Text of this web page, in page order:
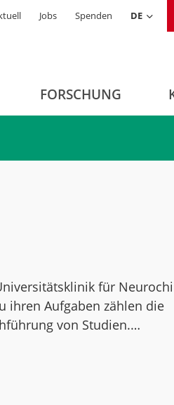
Jobs Spenden DE
FORSCHUNG
für
ihren Aufgaben zählen die
von Studien.…